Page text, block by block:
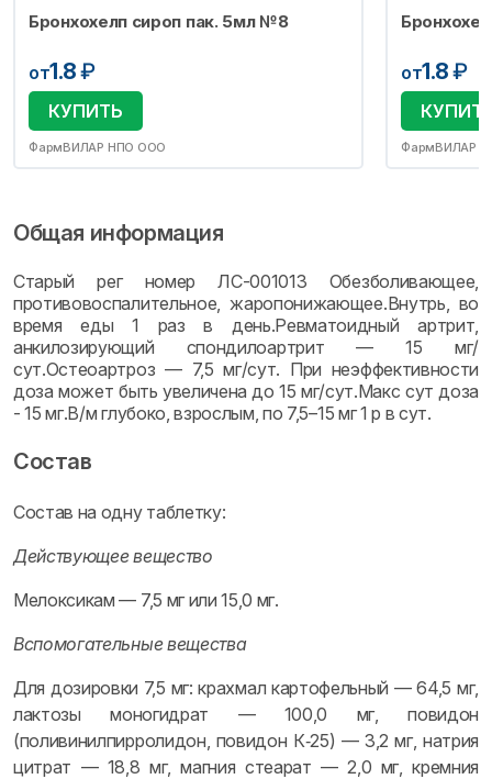
Бронхохелп сироп пак. 5мл №8
от1.8₽
КУПИТЬ
ФармВИЛАР НПО ООО
от1.8₽
ФармВИЛАР
Общая информация
Старый рег номер ЛС-001013 Обезболивающее,
противовоспалительное, жаропонижающее.Внутрь, во
время еды 1 раз в день.Ревматоидный артрит,
анкилозирующий спондилоартрит — 15 мг/
сут.Остеоартроз — 7,5 мг/сут. При неэффективности
доза может быть увеличена до 15 мг/сут.Макс сут доза
- 15 мг.В/м глубоко, взрослым, по 7,5–15 мг 1 р в сут.
Состав
Состав на одну таблетку:
Действующее вещество
Мелоксикам — 7,5 мг или 15,0 мг.
Вспомогательные вещества
Для дозировки 7,5 мг: крахмал картофельный — 64,5 мг,
лактозы моногидрат — 100,0 мг, повидон
(поливинилпирролидон, повидон К‑25) — 3,2 мг, натрия
цитрат — 18,8 мг, магния стеарат — 2,0 мг, кремния